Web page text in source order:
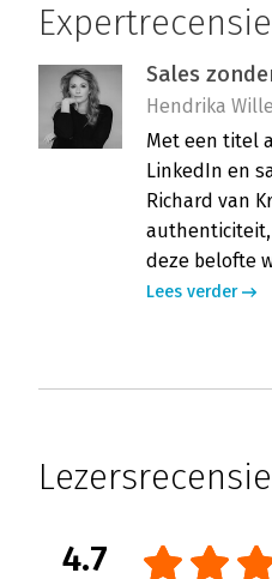
Sales
Hendrika
Met een titel
LinkedIn en
Richard van
authenticiteit,
deze belofte
Lees verder
4.7